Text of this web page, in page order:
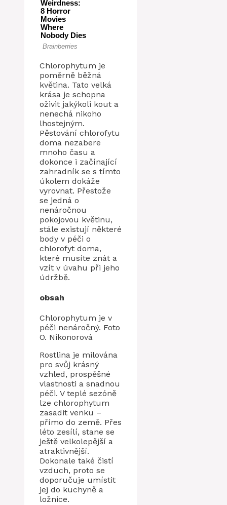
Chlorophytum je
poměrně běžná
květina. Tato velká
krása je schopna
oživit jakýkoli kout a
nenechá nikoho
lhostejným.
Pěstování chlorofytu
doma nezabere
mnoho času a
dokonce i začínající
zahradník se s tímto
úkolem dokáže
vyrovnat. Přestože
se jedná o
nenáročnou
pokojovou květinu,
stále existují některé
body v péči o
chlorofyt doma,
které musíte znát a
vzít v úvahu při jeho
údržbě.
obsah
Chlorophytum je v
péči nenáročný. Foto
O. Nikonorová
Rostlina je milována
pro svůj krásný
vzhled, prospěšné
vlastnosti a snadnou
péči. V teplé sezóně
lze chlorophytum
zasadit venku –
přímo do země. Přes
léto zesílí, stane se
ještě velkolepější a
atraktivnější.
Dokonale také čistí
vzduch, proto se
doporučuje umístit
jej do kuchyně a
ložnice.